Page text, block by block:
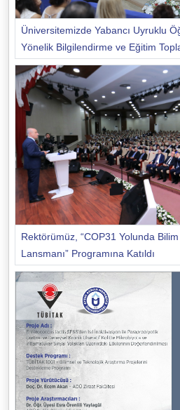
Üniversitemizde Yabancı Uyruklu
Yönelik Bilgilendirme ve Eğitim
Rektörümüz, “COP31 Yolunda
Lansmanı” Programına Katıldı